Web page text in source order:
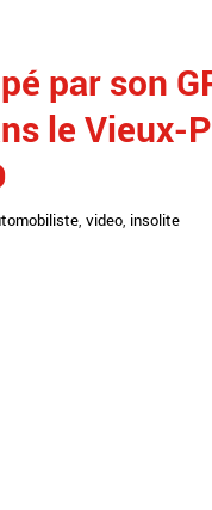
par son
le Vieux-
, video, insolite